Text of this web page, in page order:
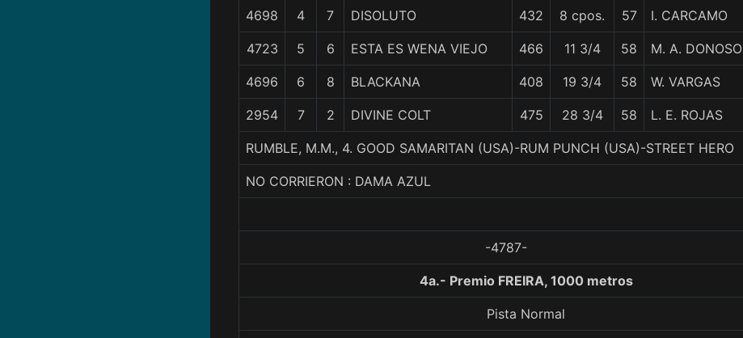
4698 4 7 DISOLUTO 432 8 cpos. 57 I. CARCAMO
4723 5 6 ESTA ES WENA VIEJO 466 11 3/4 58 M. A. DONOSO
4696 6 8 BLACKANA 408 19 3/4 58 W. VARGAS
2954 7 2 DIVINE COLT 475 28 3/4 58 L. E. ROJAS
RUMBLE, M.M., 4. GOOD SAMARITAN (USA)-RUM PUNCH (USA)-STREET HERO
NO CORRIERON : DAMA AZUL
-4787-
4a.- Premio FREIRA, 1000 metros
Pista Normal